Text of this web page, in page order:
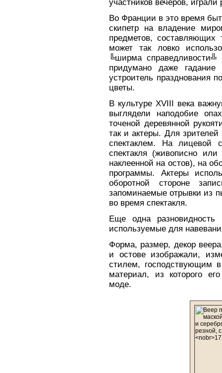
участников вечеров,
Во Франции в это время
скипетр на владение
предметов,
может так ловко
╚ширма
придумано даже
устроитель празднования
цветы.
В культуре XVIII века
выглядели наподобие
точеной деревянной
так и актеры. Для
спектаклем. На лицевой
спектакля (живописно
наклеенной на остов), на
программы. Актеры
оборотной стороне
запоминаемые отрывки из
во время спектакля.
Еще одна
используемые для
Форма, размер, декор
и остове изображали,
стилем, господствующим
материал, из которого
моде.